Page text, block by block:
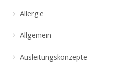
Allergie
Allgemein
Ausleitungskonzepte